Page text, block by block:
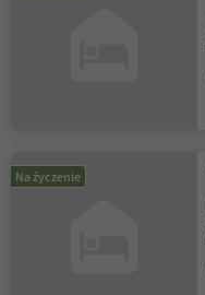
Na życzenie